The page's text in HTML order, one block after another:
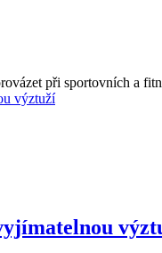
při sportovních a